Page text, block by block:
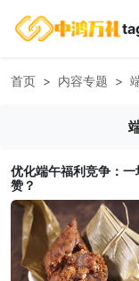
首页 内容专题
优化端午福利竞争：
赞？